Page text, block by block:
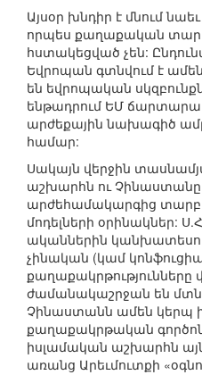
Այսօր խնդիր է մնում
որպես քաղաքական
հստակեցված չեն:
Եվրոպան գտնվում է
են եվրոպական
ենթադրում ԵՄ
արժեքային նախագիծ
համար:
Սակայն վերջին
աշխարհն ու
արժեհամակարգից
մոդելների օրինակներ:
ականներին
չինական (կամ
քաղաքակրթությունները
ժամանակաշրջան են
Չինաստանն ամեն կերպ
քաղաքակրթական
իսլամական աշխարհն
առանց Արեւմուտքի